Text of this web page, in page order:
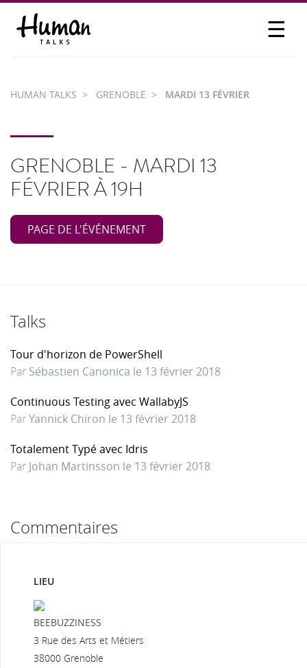
☰
PARTICIPER
HUMAN TALKS GRENOBLE MARDI 13 FÉVRIER
GRENOBLE - MARDI 13
FÉVRIER À 19H
PAGE DE L'ÉVÉNEMENT
Talks
Tour d'horizon de PowerShell
Par Sébastien Canonica le 13 février 2018
Continuous Testing avec WallabyJS
ParYannick Chiron le 13 février 2018
Totalement Typé avec Idris
Par Johan Martinsson le 13 février 2018
Commentaires
LIEU
BEEBUZZINESS
3 Rue des Arts et Métiers
38000 Grenoble